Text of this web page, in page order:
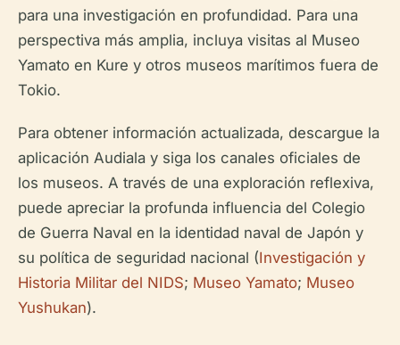
para una investigación en profundidad. Para una
perspectiva más amplia, incluya visitas al Museo
Yamato en Kure y otros museos marítimos fuera de
Tokio.
Para obtener información actualizada, descargue la
aplicación Audiala y siga los canales oficiales de
los museos. A través de una exploración reflexiva,
puede apreciar la profunda influencia del Colegio
de Guerra Naval en la identidad naval de Japón y
su política de seguridad nacional (Investigación y
Historia Militar del NIDS; Museo Yamato; Museo
Yushukan).